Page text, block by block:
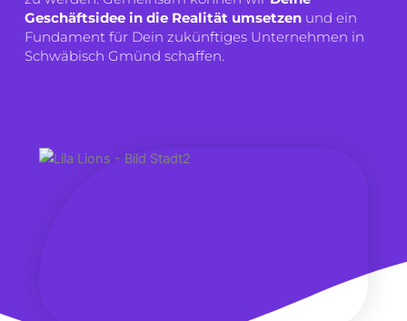
Geschäftsidee in die Realität umsetzen und ein
Fundament für Dein zukünftiges Unternehmen in
Schwäbisch Gmünd schaffen.